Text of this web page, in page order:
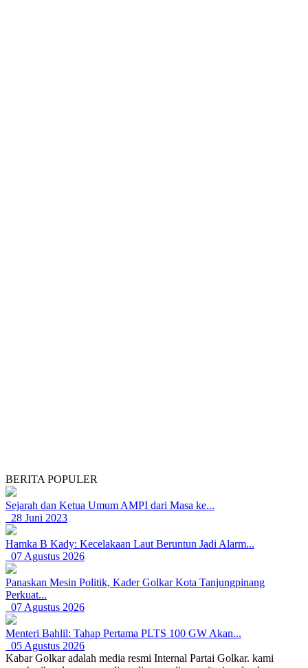
BERITA POPULER
Sejarah dan Ketua Umum AMPI dari Masa ke...
28 Juni 2023
Hamka B Kady: Kecelakaan Laut Beruntun Jadi Alarm...
07 Agustus 2026
Panaskan Mesin Politik, Kader Golkar Kota Tanjungpinang
Perkuat...
07 Agustus 2026
Menteri Bahlil: Tahap Pertama PLTS 100 GW Akan...
05 Agustus 2026
Kabar Golkar adalah media resmi Internal Partai Golkar. kami